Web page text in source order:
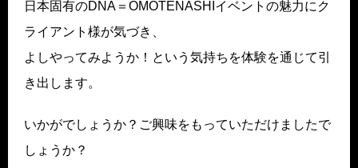
日本固有のDNA＝OMOTENASHIイベントの魅力にク
ライアント様が気づき、
よしやってみようか！という気持ちを体験を通じて引
き出します。
いかがでしょうか？ご興味をもっていただけましたで
しょうか？